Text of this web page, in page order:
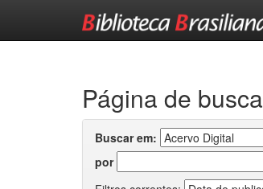
Página de busca
Buscar em:
por